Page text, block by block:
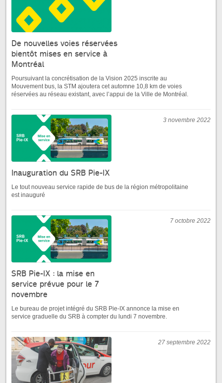
De nouvelles voies réservées
bientôt mises en service à
Montréal
Poursuivant la concrétisation de la Vision 2025 inscrite au
Mouvement bus, la STM ajoutera cet automne 10,8 km de voies
réservées au réseau existant, avec l’appui de la Ville de Montréal.
3 novembre 2022
Inauguration du SRB Pie-IX
Le tout nouveau service rapide de bus de la région métropolitaine
est inauguré
7 octobre 2022
SRB Pie-IX : la mise en
service prévue pour le 7
novembre
Le bureau de projet intégré du SRB Pie-IX annonce la mise en
service graduelle du SRB à compter du lundi 7 novembre.
27 septembre 2022